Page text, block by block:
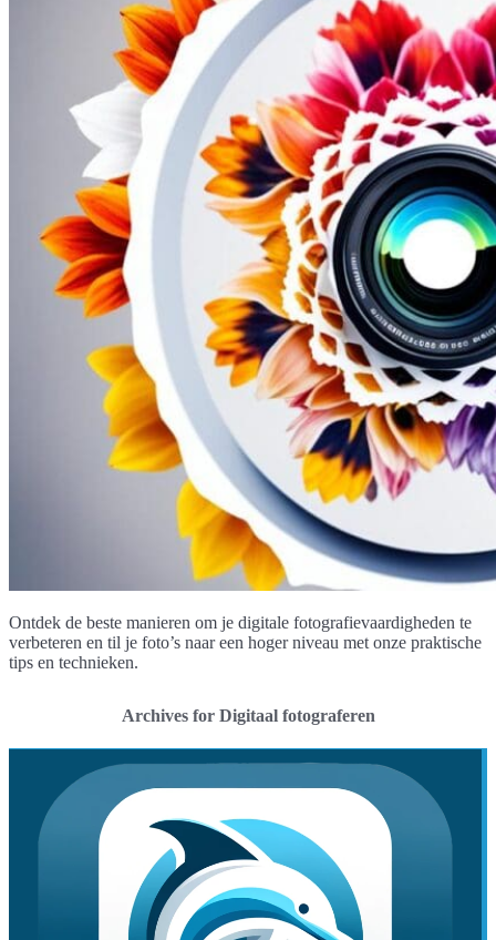
Ontdek de beste manieren om je digitale fotografievaardigheden te
verbeteren en til je foto’s naar een hoger niveau met onze praktische
tips en technieken.
Archives for Digitaal fotograferen